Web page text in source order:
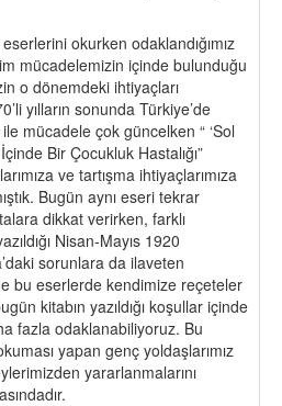
okurken odaklandığımız
mücadelemizin içinde bulunduğu
o dönemdeki ihtiyaçları
yılların sonunda Türkiye’de
mücadele çok güncelken “ ‘Sol
Bir Çocukluk Hastalığı”
ve tartışma ihtiyaçlarımıza
Bugün aynı eseri tekrar
dikkat verirken, farklı
Nisan-Mayıs 1920
sorunlara da ilaveten
bu eserlerde kendimize reçeteler
kitabın yazıldığı koşullar içinde
fazla odaklanabiliyoruz. Bu
yapan genç yoldaşlarımız
yararlanmalarını